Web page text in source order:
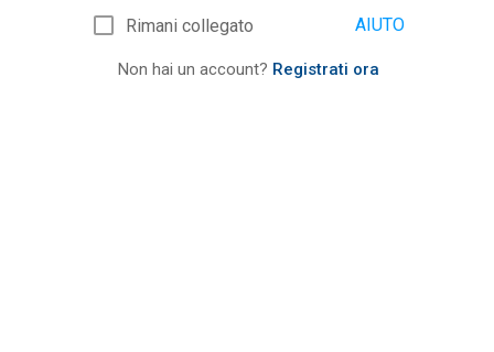
Rimani collegato AIUTO
Non hai un account? Registrati ora